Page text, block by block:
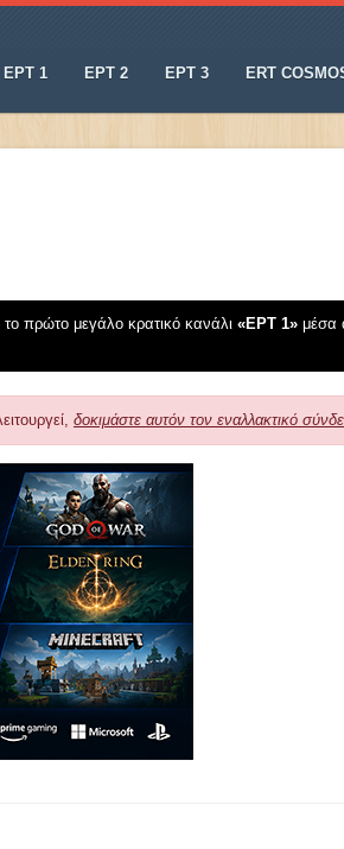
ΕΡΤ 1 ΕΡΤ 2 ΕΡΤ 3 ERT
πρώτο μεγάλο κρατικό κανάλι «EΡT 1» μέσα
δοκιμάστε αυτόν τον εναλλακτικό